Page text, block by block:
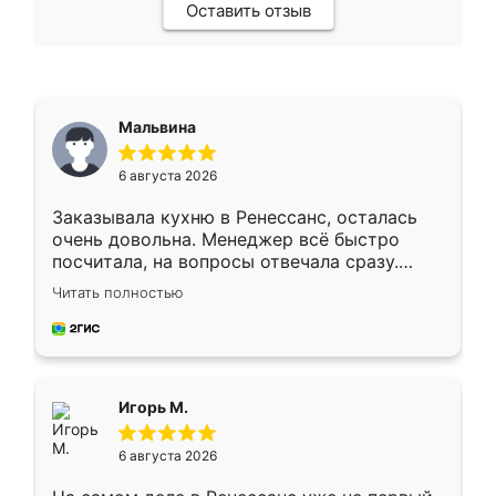
Оставить отзыв
Мальвина
6 августа 2026
Заказывала кухню в Ренессанс, осталась
очень довольна. Менеджер всё быстро
посчитала, на вопросы отвечала сразу.
Замерщик приехал в субботу, подошёл к
делу со всей ответственностью. Собрали
за день, ребята работали аккуратно, даже
Читать полностью
Игорь М.
6 августа 2026